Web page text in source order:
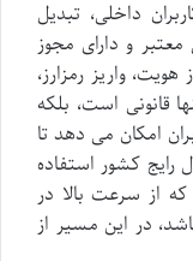
داخلی، تبدیل
معتبر و دارای مجوز
واریز رمزارز،
قانونی است، بلکه
امکان می دهد تا
رایج کشور استفاده
از سرعت بالا در
در این مسیر از